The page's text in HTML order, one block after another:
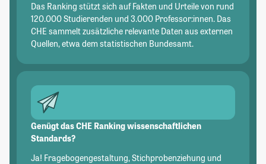
Das Ranking stützt sich auf Fakten und Urteile von rund
120.000 Studierenden und 3.000 Professor:innen. Das
CHE sammelt zusätzliche relevante Daten aus externen
Quellen, etwa dem statistischen Bundesamt.
Genügt das CHE Ranking wissenschaftlichen
Standards?
Ja! Fragebogengestaltung, Stichprobenziehung und